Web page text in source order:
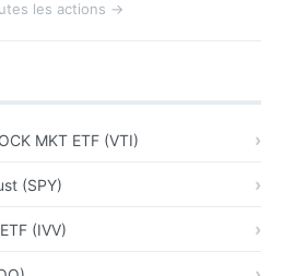
les actions →
MKT ETF (VTI)
(SPY)
(IVV)